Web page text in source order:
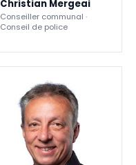
Christian Mergeai
Conseiller communal ·
Conseil de police